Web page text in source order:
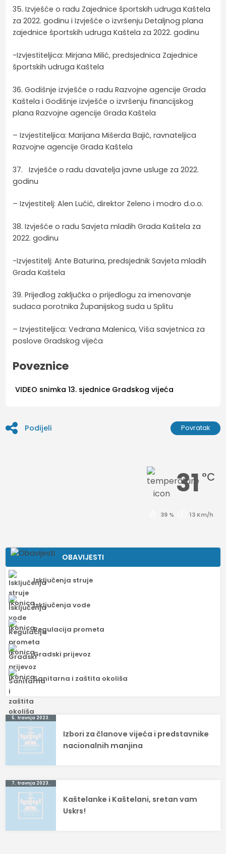
35. Izvješće o radu Zajednice športskih udruga Kaštela
za 2022. godinu i Izvješće o izvršenju Detaljnog plana
zajednice športskih udruga Kaštela za 2022. godinu
-Izvjestiteljica: Mirjana Milić, predsjednica Zajednice
športskih udruga Kaštela
36. Godišnje izvješće o radu Razvojne agencije Grada
Kaštela i Godišnje izvješće o izvršenju financijskog
plana Razvojne agencije Grada Kaštela
– Izvjestiteljica: Marijana Mišerda Bajić, ravnateljica
Razvojne agencije Grada Kaštela
37. Izvješće o radu davatelja javne usluge za 2022.
godinu
– Izvjestitelj: Alen Lučić, direktor Zeleno i modro d.o.o.
38. Izvješće o radu Savjeta mladih Grada Kaštela za
2022. godinu
-Izvjestitelj: Ante Baturina, predsjednik Savjeta mladih
Grada Kaštela
39. Prijedlog zaključka o prijedlogu za imenovanje
sudaca porotnika Županijskog suda u Splitu
– Izvjestiteljica: Vedrana Malenica, Viša savjetnica za
poslove Gradskog vijeća
Poveznice
VIDEO snimka 13. sjednice Gradskog vijeća
Podijeli Povratak
31 °C
39 % 13 Km/h
OBAVIJESTI
Isključenja struje
Isključenja vode
Regulacija prometa
Gradski prijevoz
Sanitarna i zaštita okoliša
Navigacija
objava
5. travnja 2023.
Izbori za članove vijeća i predstavnike
nacionalnih manjina
7. travnja 2023.
Kaštelanke i Kaštelani, sretan vam
Uskrs!